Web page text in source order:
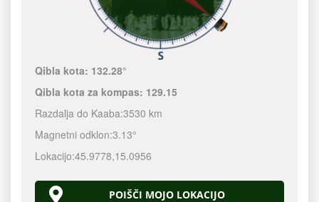
Qibla kota: 132.28°
Qibla kota za kompas: 129.15
Razdalja do Kaaba:3530 km
Magnetni odklon:3.13°
Lokacijo:45.9778,15.0956
POIŠČI MOJO LOKACIJO